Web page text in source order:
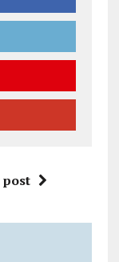
post